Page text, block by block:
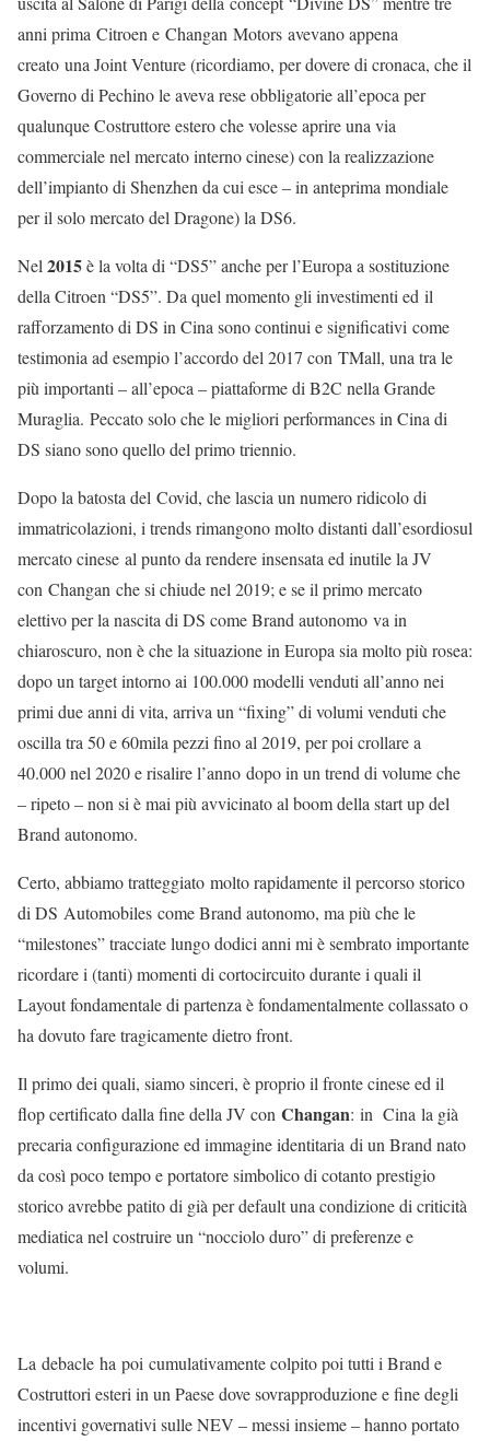
anni prima Citroen e Changan Motors avevano appena
creato una Joint Venture (ricordiamo, per dovere di cronaca, che il
Governo di Pechino le aveva rese obbligatorie all’epoca per
qualunque Costruttore estero che volesse aprire una via
commerciale nel mercato interno cinese) con la realizzazione
dell’impianto di Shenzhen da cui esce – in anteprima mondiale
per il solo mercato del Dragone) la DS6.
Nel 2015è la volta di “DS5” anche per l’Europa a sostituzione
della Citroen “DS5”. Da quel momento gli investimenti ed il
rafforzamento di DS in Cina sono continui e significativi come
testimonia ad esempio l’accordo del 2017 con TMall, una tra le
più importanti – all’epoca – piattaforme di B2C nella Grande
Muraglia. Peccato solo che le migliori performances in Cina di
DS siano sono quello del primo triennio.
Dopo la batosta del Covid, che lascia un numero ridicolo di
immatricolazioni, i trends rimangono molto distanti dall’esordiosul
mercato cinese al punto da rendere insensata ed inutile la JV
con Changan che si chiude nel 2019; e se il primo mercato
elettivo per la nascita di DS come Brand autonomo va in
chiaroscuro, non è che la situazione in Europa sia molto più rosea:
dopo un target intorno ai 100.000 modelli venduti all’anno nei
primi due anni di vita, arriva un “fixing” di volumi venduti che
oscilla tra 50 e 60mila pezzi fino al 2019, per poi crollare a
40.000 nel 2020 e risalire l’anno dopo in un trend di volume che
– ripeto – non si è mai più avvicinato al boom della start up del
Brand autonomo.
Certo, abbiamo tratteggiato molto rapidamente il percorso storico
di DS Automobiles come Brand autonomo, ma più che le
“milestones” tracciate lungo dodici anni mi è sembrato importante
ricordare i (tanti) momenti di cortocircuito durante i quali il
Layout fondamentale di partenza è fondamentalmente collassato o
ha dovuto fare tragicamente dietro front.
Il primo dei quali, siamo sinceri, è proprio il fronte cinese ed il
flop certificato dalla fine della JV con Changan: in Cina la già
precaria configurazione ed immagine identitaria di un Brand nato
da così poco tempo e portatore simbolico di cotanto prestigio
storico avrebbe patito di già per default una condizione di criticità
mediatica nel costruire un “nocciolo duro” di preferenze e
volumi.
La debacle ha poi cumulativamente colpito poi tutti i Brand e
Costruttori esteri in un Paese dove sovrapproduzione e fine degli
incentivi governativi sulle NEV – messi insieme – hanno portato